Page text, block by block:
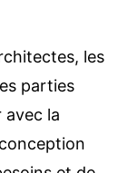
les
parties
avec la